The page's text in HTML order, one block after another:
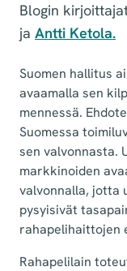
Blogin
ja Antti Ketola.
Suomen hallitus
avaamalla sen
mennessä.
Suomessa
sen valvonnasta.
markkinoiden
valvonnalla, jotta
pysyisivät
rahapelihaittojen
Rahapelilain